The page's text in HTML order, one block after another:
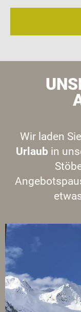
Wir laden
Urlaub in